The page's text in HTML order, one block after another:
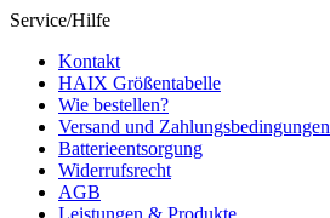
Service/Hilfe
Kontakt
HAIX Größentabelle
Wie bestellen?
Versand und Zahlungsbedingungen
Batterieentsorgung
Widerrufsrecht
AGB
Leistungen & Produkte